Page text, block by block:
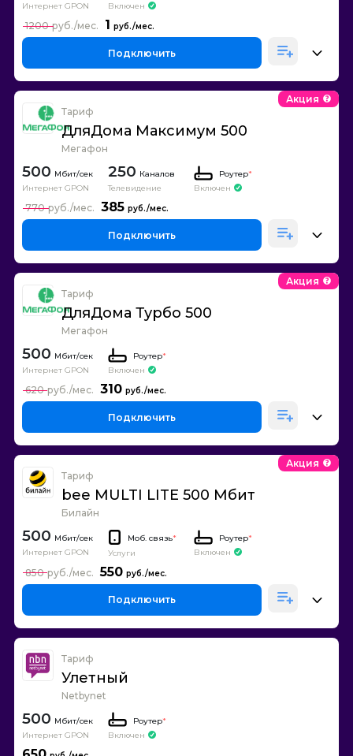
Интернет GPON
Включен
1
1200
Подключить
Тариф
ДляДома Максимум 500
Мегафон
Акция
500
Интернет GPON
250 Каналов
Телевидение
Роутер*
Включен
385
770
Подключить
Тариф
ДляДома Турбо 500
Мегафон
Акция
500
Интернет GPON
Роутер*
Включен
310
620
Подключить
Тариф
bee MULTI LITE 500 Мбит
Билайн
Акция
500
Интернет GPON
Моб. связь*
Услуги
Роутер*
Включен
550
850
Подключить
Тариф
Улетный
Netbynet
500
Интернет GPON
Роутер*
Включен